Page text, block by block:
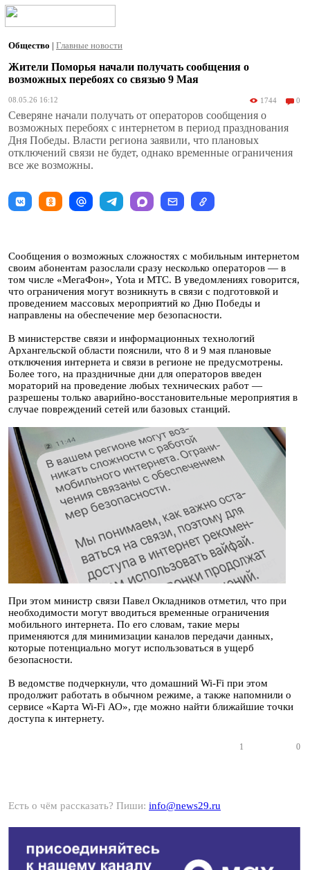
Общество | Главные новости
Жители Поморья начали получать сообщения о
возможных перебоях со связью 9 Мая
08.05.26 16:12 1744 0
Северяне начали получать от операторов сообщения о
возможных перебоях с интернетом в период празднования
Дня Победы. Власти региона заявили, что плановых
отключений связи не будет, однако временные ограничения
все же возможны.
Сообщения о возможных сложностях с мобильным интернетом
своим абонентам разослали сразу несколько операторов — в
том числе «МегаФон», Yota и МТС. В уведомлениях говорится,
что ограничения могут возникнуть в связи с подготовкой и
проведением массовых мероприятий ко Дню Победы и
направлены на обеспечение мер безопасности.
В министерстве связи и информационных технологий
Архангельской области пояснили, что 8 и 9 мая плановые
отключения интернета и связи в регионе не предусмотрены.
Более того, на праздничные дни для операторов введен
мораторий на проведение любых технических работ —
разрешены только аварийно-восстановительные мероприятия в
случае повреждений сетей или базовых станций.
При этом министр связи Павел Окладников отметил, что при
необходимости могут вводиться временные ограничения
мобильного интернета. По его словам, такие меры
применяются для минимизации каналов передачи данных,
которые потенциально могут использоваться в ущерб
безопасности.
В ведомстве подчеркнули, что домашний Wi-Fi при этом
продолжит работать в обычном режиме, а также напомнили о
сервисе «Карта Wi-Fi АО», где можно найти ближайшие точки
доступа к интернету.
1 0
Есть о чём рассказать? Пиши: info@news29.ru